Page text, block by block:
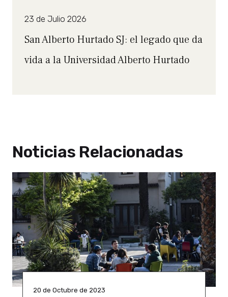
23 de Julio 2026
San Alberto Hurtado SJ: el legado que da
vida a la Universidad Alberto Hurtado
Noticias Relacionadas
20 de Octubre de 2023